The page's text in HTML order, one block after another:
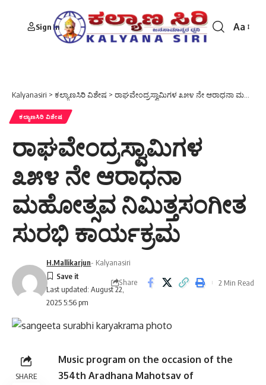
Sign In
Font
Aa
Kalyanasiri > ಕಲ್ಯಾಣಸಿರಿ ವಿಶೇಷ > ರಾಘವೇಂದ್ರಸ್ವಾಮಿಗಳ ೩೫೪ ನೇ ಆರಾಧನಾ ಮಹೋತ್ಸವ ನಿಮಿತ್ತಸಂಗೀತ ಸುರಭಿ ಕಾರ್ಯಕ್ರಮ
ಕಲ್ಯಾಣಸಿರಿ ವಿಶೇಷ
ರಾಘವೇಂದ್ರಸ್ವಾಮಿಗಳ
೩೫೪ ನೇ ಆರಾಧನಾ
ಮಹೋತ್ಸವ ನಿಮಿತ್ತಸಂಗೀತ
ಸುರಭಿ ಕಾರ್ಯಕ್ರಮ
Last updated: August 22,
2025 5:56 pm
H.Mallikarjun- Kalyanasiri
Share 2 Min Read
SHARE
Music program on the occasion of the
354th Aradhana Mahotsav of